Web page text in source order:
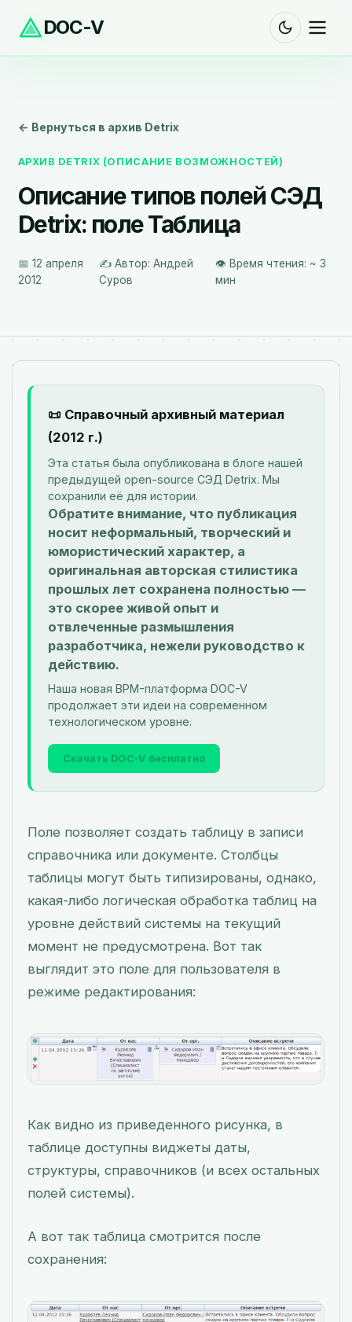
DOC-V
← Вернуться в архив Detrix
АРХИВ DETRIX (ОПИСАНИЕ ВОЗМОЖНОСТЕЙ)
Описание типов полей СЭД
Detrix: поле Таблица
📅 12 апреля
2012
✍️ Автор: Андрей
Суров
👁️ Время чтения: ~ 3
мин
📜 Справочный архивный материал
(2012 г.)
Эта статья была опубликована в блоге нашей
предыдущей open-source СЭД Detrix. Мы
сохранили её для истории.
Обратите внимание, что публикация
носит неформальный, творческий и
юмористический характер, а
оригинальная авторская стилистика
прошлых лет сохранена полностью —
это скорее живой опыт и
отвлеченные размышления
разработчика, нежели руководство к
действию.
Наша новая BPM-платформа DOC-V
продолжает эти идеи на современном
технологическом уровне.
Скачать DOC-V бесплатно
Поле позволяет создать таблицу в записи
справочника или документе. Столбцы
таблицы могут быть типизированы, однако,
какая-либо логическая обработка таблиц на
уровне действий системы на текущий
момент не предусмотрена. Вот так
выглядит это поле для пользователя в
режиме редактирования:
Как видно из приведенного рисунка, в
таблице доступны виджеты даты,
структуры, справочников (и всех остальных
полей системы).
А вот так таблица смотрится после
сохранения: